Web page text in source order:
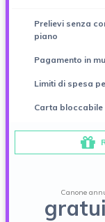
Prelievi senza
piano
Pagamento in
Limiti di spesa
Carta
Canone